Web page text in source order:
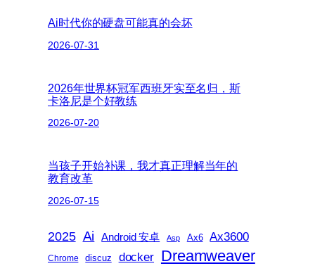
Ai时代你的硬盘可能真的会坏
2026-07-31
2026年世界杯冠军西班牙实至名归，斯
卡洛尼是个好教练
2026-07-20
当孩子开始补课，我才真正理解当年的
教育改革
2026-07-15
2025 Ai Android 安卓 Asp Ax6 Ax3600
Chrome discuz docker Dreamweaver